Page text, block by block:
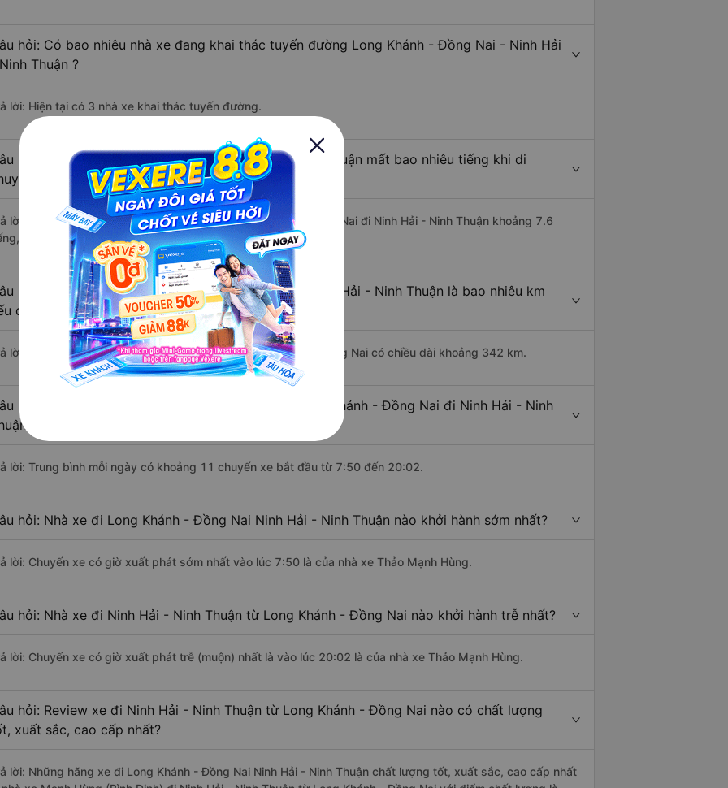
hỏi: Có bao nhiêu nhà xe đang khai thác tuyến đường Long Khánh - Đồng Nai - Ninh Hải
Thuận ?
lời: Hiện tại có 3 nhà xe khai thác tuyến đường.
hỏi: Từ Long Khánh - Đồng Nai đi Ninh Hải - Ninh Thuận mất bao nhiêu tiếng khi di
bằng xe khách?
lời: Thời gian di chuyển bằng xe khách từ Long Khánh - Đồng Nai đi Ninh Hải - Ninh Thuận khoảng 7.6
nếu mật độ giao thông thuận lợi.
hỏi: Khoảng cách từ Long Khánh - Đồng Nai đi Ninh Hải - Ninh Thuận là bao nhiêu km
di chuyển bằng xe khách?
lời: Đoạn đường đi Ninh Hải - Ninh Thuận từ Long Khánh - Đồng Nai có chiều dài khoảng 342 km.
hỏi: Mỗi ngày có bao nhiêu chuyến xe khách Long Khánh - Đồng Nai đi Ninh Hải - Ninh
?
lời: Trung bình mỗi ngày có khoảng 11 chuyến xe bắt đầu từ 7:50 đến 20:02.
hỏi: Nhà xe đi Long Khánh - Đồng Nai Ninh Hải - Ninh Thuận nào khởi hành sớm nhất?
lời: Chuyến xe có giờ xuất phát sớm nhất vào lúc 7:50 là của nhà xe Thảo Mạnh Hùng.
hỏi: Nhà xe đi Ninh Hải - Ninh Thuận từ Long Khánh - Đồng Nai nào khởi hành trễ nhất?
lời: Chuyến xe có giờ xuất phát trễ (muộn) nhất là vào lúc 20:02 là của nhà xe Thảo Mạnh Hùng.
hỏi: Review xe đi Ninh Hải - Ninh Thuận từ Long Khánh - Đồng Nai nào có chất lượng
xuất sắc, cao cấp nhất?
lời: Những hãng xe đi Long Khánh - Đồng Nai Ninh Hải - Ninh Thuận chất lượng tốt, xuất sắc, cao cấp nhất